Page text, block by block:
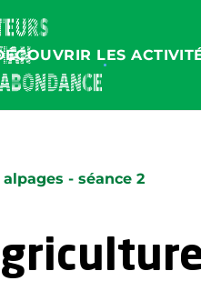
LES
- séance 2